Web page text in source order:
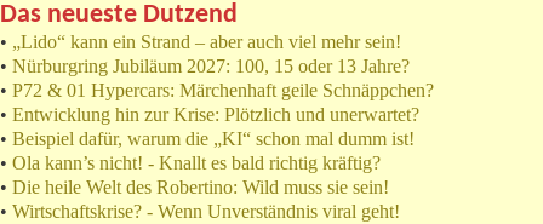
Das neueste Dutzend
• „Lido“ kann ein Strand – aber auch viel mehr sein!
• Nürburgring Jubiläum 2027: 100, 15 oder 13 Jahre?
• P72 & 01 Hypercars: Märchenhaft geile Schnäppchen?
• Entwicklung hin zur Krise: Plötzlich und unerwartet?
• Beispiel dafür, warum die „KI“ schon mal dumm ist!
• Ola kann’s nicht! - Knallt es bald richtig kräftig?
• Die heile Welt des Robertino: Wild muss sie sein!
• Wirtschaftskrise? - Wenn Unverständnis viral geht!